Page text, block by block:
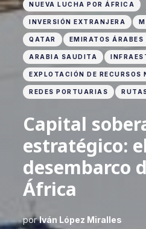
NUEVA LUCHA POR ÁFRICA
INVERSIÓN EXTRANJERA
QATAR EMIRATOS ÁRABES
ARABIA SAUDITA
EXPLOTACIÓN DE RECURSOS
REDES PORTUARIAS
Capital
estratégico:
desembarco
África
porIván López Miralles